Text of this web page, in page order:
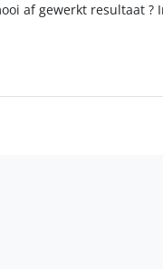
af gewerkt resultaat ?